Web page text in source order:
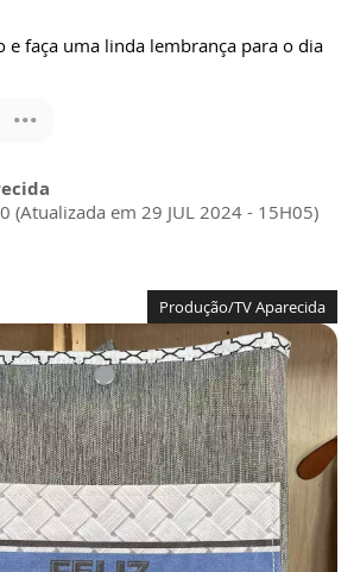
e faça uma linda lembrança para o dia
(Atualizada em 29 JUL 2024 - 15H05)
Produção/TV Aparecida